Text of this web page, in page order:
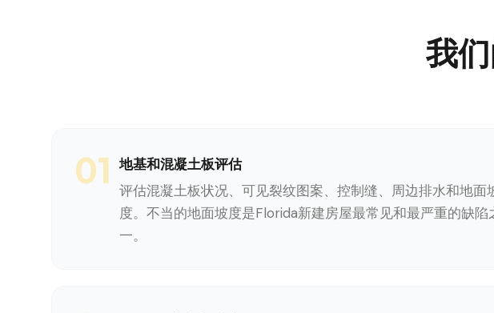
我
01 地基和混凝土板评估
评估混凝土板状况、可见裂纹图案、控制缝、周边排水和地面
度。不当的地面坡度是Florida新建房屋最常见和最严重的缺陷
一。